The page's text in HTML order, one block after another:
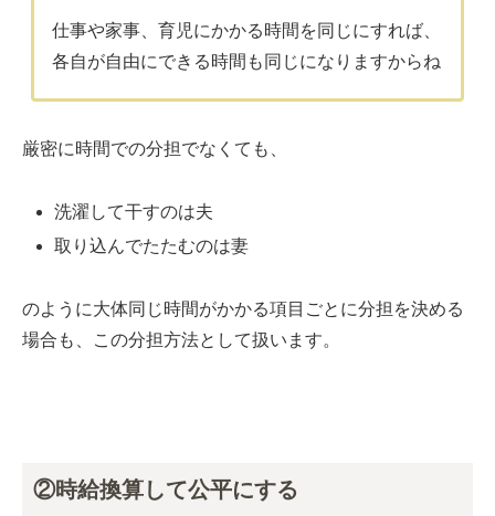
仕事や家事、育児にかかる時間を同じにすれば、
各自が自由にできる時間も同じになりますからね
厳密に時間での分担でなくても、
洗濯して干すのは夫
取り込んでたたむのは妻
のように大体同じ時間がかかる項目ごとに分担を決める
場合も、この分担方法として扱います。
②時給換算して公平にする